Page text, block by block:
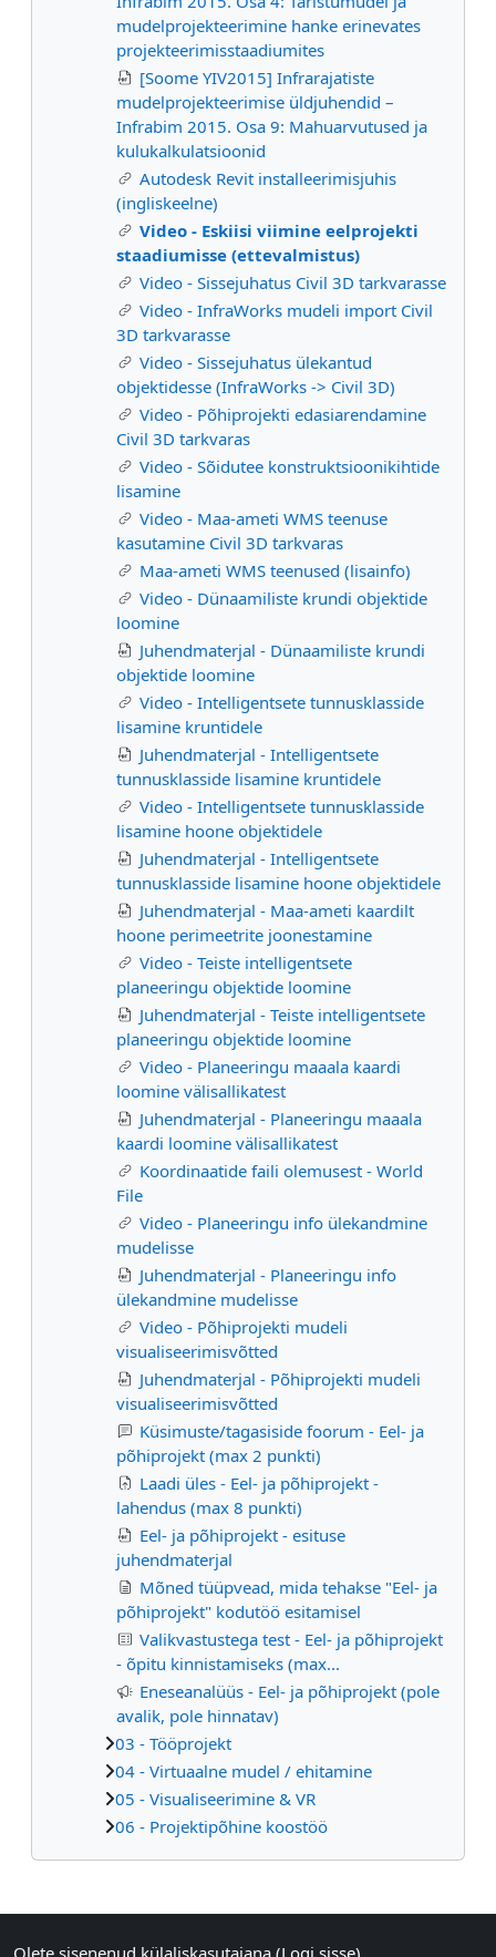
mudelprojekteerimine hanke erinevates
projekteerimisstaadiumites
[Soome YIV2015] Infrarajatiste
mudelprojekteerimise üldjuhendid –
Infrabim 2015. Osa 9: Mahuarvutused ja
kulukalkulatsioonid
Autodesk Revit installeerimisjuhis
(ingliskeelne)
Video - Eskiisi viimine eelprojekti
staadiumisse (ettevalmistus)
Video - Sissejuhatus Civil 3D tarkvarasse
Video - InfraWorks mudeli import Civil
3D tarkvarasse
Video - Sissejuhatus ülekantud
objektidesse (InfraWorks -> Civil 3D)
Video - Põhiprojekti edasiarendamine
Civil 3D tarkvaras
Video - Sõidutee konstruktsioonikihtide
lisamine
Video - Maa-ameti WMS teenuse
kasutamine Civil 3D tarkvaras
Maa-ameti WMS teenused (lisainfo)
Video - Dünaamiliste krundi objektide
loomine
Juhendmaterjal - Dünaamiliste krundi
objektide loomine
Video - Intelligentsete tunnusklasside
lisamine kruntidele
Juhendmaterjal - Intelligentsete
tunnusklasside lisamine kruntidele
Video - Intelligentsete tunnusklasside
lisamine hoone objektidele
Juhendmaterjal - Intelligentsete
tunnusklasside lisamine hoone objektidele
Juhendmaterjal - Maa-ameti kaardilt
hoone perimeetrite joonestamine
Video - Teiste intelligentsete
planeeringu objektide loomine
Juhendmaterjal - Teiste intelligentsete
planeeringu objektide loomine
Video - Planeeringu maaala kaardi
loomine välisallikatest
Juhendmaterjal - Planeeringu maaala
kaardi loomine välisallikatest
Koordinaatide faili olemusest - World
File
Video - Planeeringu info ülekandmine
mudelisse
Juhendmaterjal - Planeeringu info
ülekandmine mudelisse
Video - Põhiprojekti mudeli
visualiseerimisvõtted
Juhendmaterjal - Põhiprojekti mudeli
visualiseerimisvõtted
Küsimuste/tagasiside foorum - Eel- ja
põhiprojekt (max 2 punkti)
Laadi üles - Eel- ja põhiprojekt -
lahendus (max 8 punkti)
Eel- ja põhiprojekt - esituse
juhendmaterjal
Mõned tüüpvead, mida tehakse "Eel- ja
põhiprojekt" kodutöö esitamisel
Valikvastustega test - Eel- ja põhiprojekt
- õpitu kinnistamiseks (max...
Eneseanalüüs - Eel- ja põhiprojekt (pole
avalik, pole hinnatav)
03 - Tööprojekt
04 - Virtuaalne mudel / ehitamine
05 - Visualiseerimine & VR
06 - Projektipõhine koostöö
Supplementary blocks
Olete sisenenud külaliskasutajana (Logi sisse)